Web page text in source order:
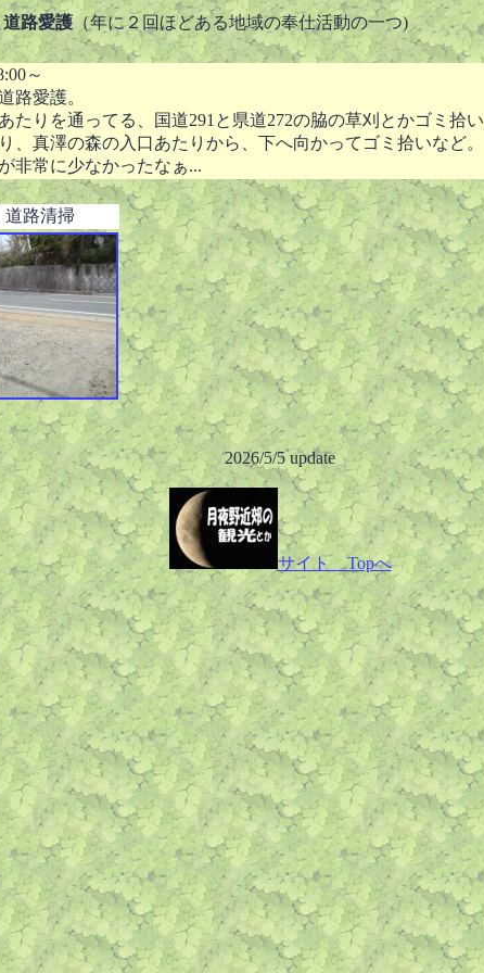
道路愛護（年に２回ほどある地域の奉仕活動の一つ)
～
路愛護。
たりを通ってる、国道291と県道272の脇の草刈とかゴミ拾い
、真澤の森の入口あたりから、下へ向かってゴミ拾いなど。
非常に少なかったなぁ...
道路清掃
2026/5/5 update
サイト Topへ